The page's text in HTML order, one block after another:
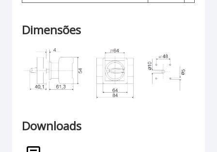
Dimensões
Downloads